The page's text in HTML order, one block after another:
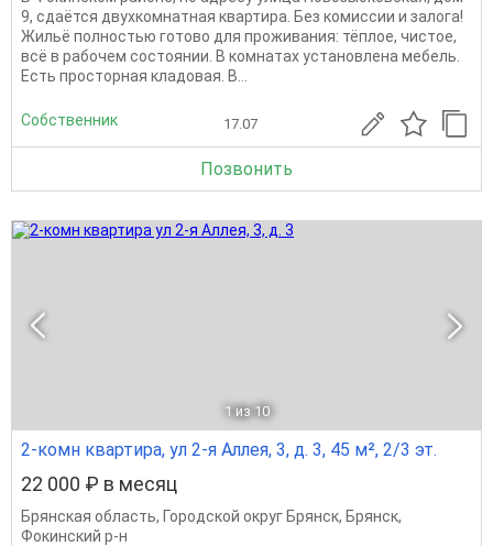
9, сдаётся двухкомнатная квартира. Без комиссии и залога!
Жильё полностью готово для проживания: тёплое, чистое,
всё в рабочем состоянии. В комнатах установлена мебель.
Есть просторная кладовая. В...
Собственник 17.07
Позвонить
1 из 10
2-комн квартира, ул 2-я Аллея, 3, д. 3, 45 м², 2/3 эт.
22 000 ₽ в месяц
Брянская область, Городской округ Брянск, Брянск,
Фокинский р-н